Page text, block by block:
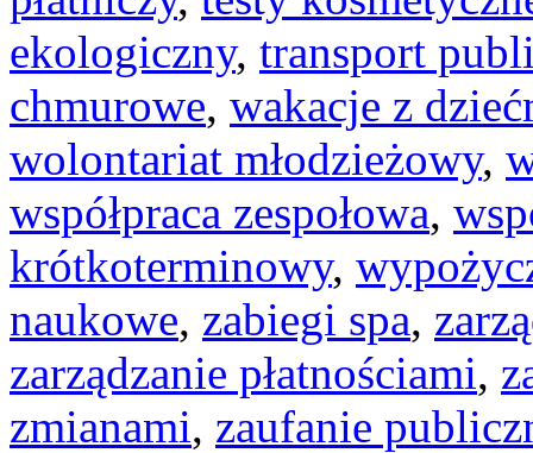
ekologiczny, transport
chmurowe, wakacje z
wolontariat młodzieżowy,
współpraca zespołowa,
krótkoterminowy,
naukowe, zabiegi spa,
zarządzanie płatnościami,
zmianami, zaufanie